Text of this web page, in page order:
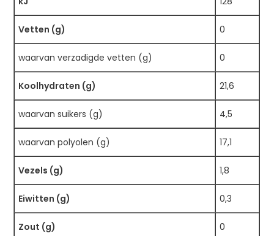
Vetten (g) 0
waarvan verzadigde vetten (g) 0
Koolhydraten (g) 21,6
waarvan suikers (g) 4,5
waarvan polyolen (g) 17,1
Vezels (g) 1,8
Eiwitten (g) 0,3
Zout (g) 0